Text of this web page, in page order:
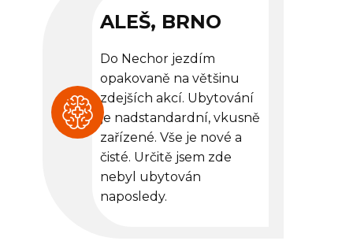
ALEŠ, BRNO
Do Nechor jezdím
opakovaně na většinu
zdejších akcí. Ubytování
je nadstandardní, vkusně
zařízené. Vše je nové a
čisté. Určitě jsem zde
nebyl ubytován
naposledy.